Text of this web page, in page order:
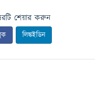
শেয়ার করুন
লিঙ্কইডিন